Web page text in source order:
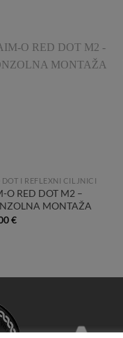
DOT I REFLEXNI CILJNICI
O RED DOT M2 –
MONTAŽA
€